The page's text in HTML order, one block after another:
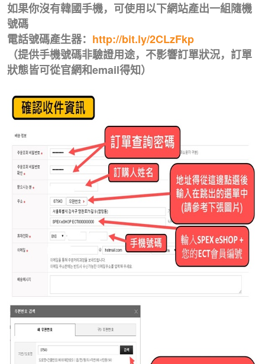
如果你沒有韓國手機，可使用以下網站產出一組隨機
號碼
電話號碼產生器： http://bit.ly/2CLzFkp
（提供手機號碼非驗證用途，不影響訂單狀況，訂單
狀態皆可從官網和email得知）